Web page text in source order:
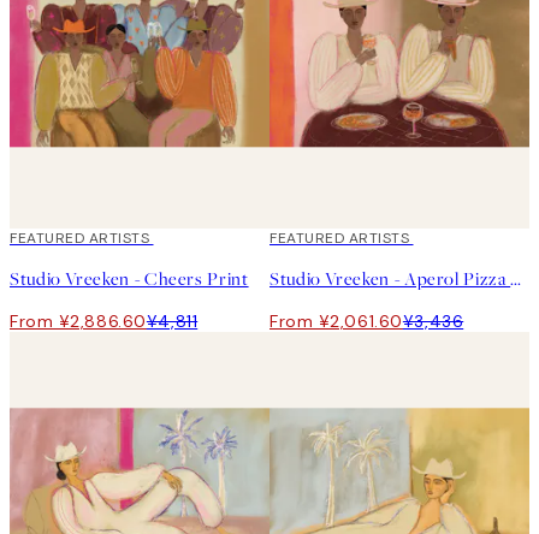
40%*
FEATURED ARTISTS
Studio Vreeken - Cheers Print
From ¥2,886.60¥4,811
40%*
FEATURED ARTISTS
Studio Vreeken - Aperol Pizza Party Print
From ¥2,061.60¥3,436